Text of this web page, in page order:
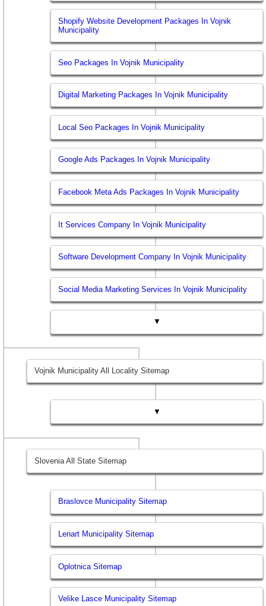
Shopify Website Development Packages In Vojnik
Municipality
Seo Packages In Vojnik Municipality
Digital Marketing Packages In Vojnik Municipality
Local Seo Packages In Vojnik Municipality
Google Ads Packages In Vojnik Municipality
Facebook Meta Ads Packages In Vojnik Municipality
It Services Company In Vojnik Municipality
Software Development Company In Vojnik Municipality
Social Media Marketing Services In Vojnik Municipality
▼
Vojnik Municipality All Locality Sitemap
▼
Slovenia All State Sitemap
Braslovce Municipality Sitemap
Lenart Municipality Sitemap
Oplotnica Sitemap
Velike Lasce Municipality Sitemap